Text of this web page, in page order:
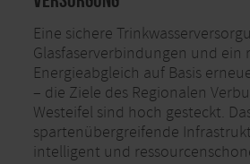
Eine sichere
Glasfaserverbindungen und ein
Energieabgleich auf Basis
– die Ziele des Regionalen
Westeifel sind hoch gesteckt.
spartenübergreifende
intelligent und